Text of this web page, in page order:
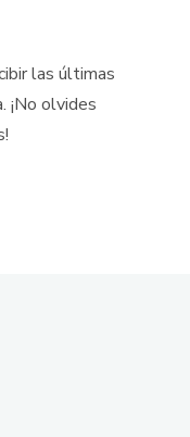
las últimas
¡No olvides